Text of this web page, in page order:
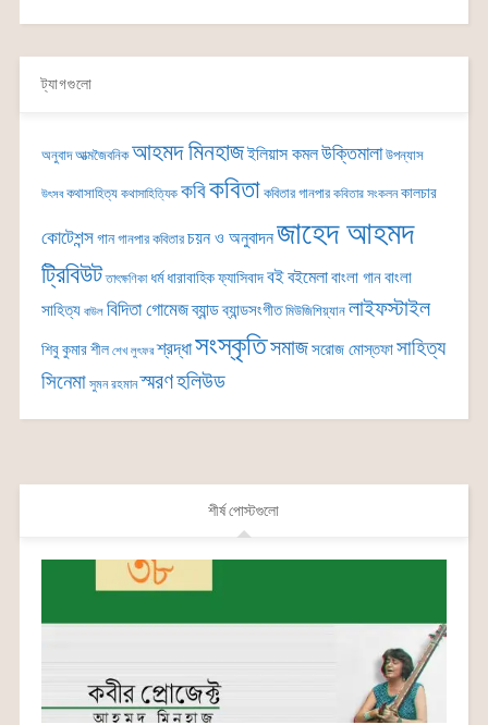
ট্যাগগুলো
অনুবাদ আত্মজৈবনিক আহমদ মিনহাজইলিয়াস কমলউক্তিমালা উপন্যাস
উৎসব কথাসাহিত্য কথাসাহিত্যিক কবিকবিতা কবিতার গানপার কবিতার সংকলন কালচার
কোটেশন্সগান গানপার কবিতার চয়ন ও অনুবাদনজাহেদ আহমদ
ট্রিবিউট তাৎক্ষণিকা ধর্ম ধারাবাহিকফ্যাসিবাদবইবইমেলাবাংলা গানবাংলা
সাহিত্য বাউল বিদিতা গোমেজব্যান্ডব্যান্ডসংগীত মিউজিশিয়্যান লাইফস্টাইল
শিবু কুমার শীল শেখ লুৎফর শ্রদ্ধাসংস্কৃতিসমাজসরোজ মোস্তফাসাহিত্য
সিনেমা সুমন রহমান স্মরণহলিউড
শীর্ষ পোস্টগুলো